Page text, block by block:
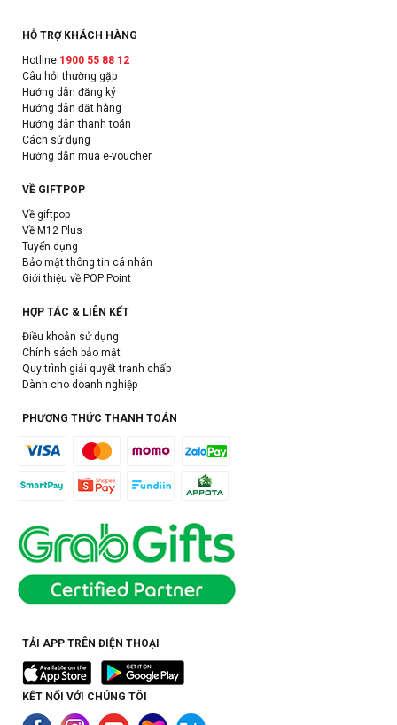
HỖ TRỢ KHÁCH HÀNG
Hotline 1900 55 88 12
Câu hỏi thường gặp
Hướng dẫn đăng ký
Hướng dẫn đặt hàng
Hướng dẫn thanh toán
Cách sử dụng
Hướng dẫn mua e-voucher
VỀ GIFTPOP
Về giftpop
Về M12 Plus
Tuyển dụng
Bảo mật thông tin cá nhân
Giới thiệu về POP Point
HỢP TÁC & LIÊN KẾT
Điều khoản sử dụng
Chính sách bảo mật
Quy trình giải quyết tranh chấp
Dành cho doanh nghiệp
PHƯƠNG THỨC THANH TOÁN
TẢI APP TRÊN ĐIỆN THOẠI
KẾT NỐI VỚI CHÚNG TÔI